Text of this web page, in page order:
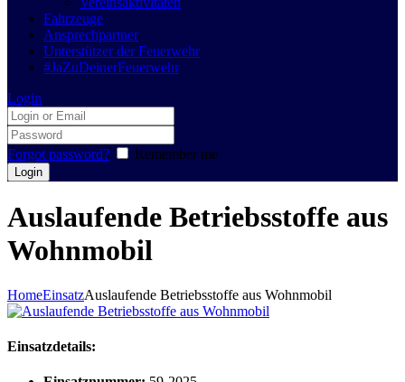
Fahrzeuge
Ansprechpartner
Unterstützer der Feuerwehr
#JaZuDeinerFeuerwehr
Login
Forgot password? Remember me
Auslaufende Betriebsstoffe aus
Wohnmobil
HomeEinsatzAuslaufende Betriebsstoffe aus Wohnmobil
Einsatzdetails: